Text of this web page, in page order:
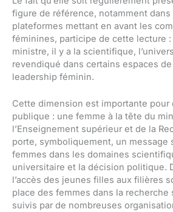
figure de référence, notamment
plateformes mettant en avant les
féminines, participe de cette lecture :
ministre, il y a la scientifique,
revendiqué dans certains espaces
leadership féminin.
Cette dimension est importante pour
publique : une femme à la tête du
l’Enseignement supérieur et de la
porte, symboliquement, un message
femmes dans les domaines
universitaire et la décision politique.
l’accès des jeunes filles aux filières
place des femmes dans la recherche
suivis par de nombreuses